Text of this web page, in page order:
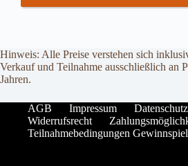
Hinweis: Alle Preise verstehen sich
Verkauf und Teilnahme ausschließlich an
Jahren.
AGB Impressum
Widerrufsrecht
Teilnahmebedingungen Gewinnspiel